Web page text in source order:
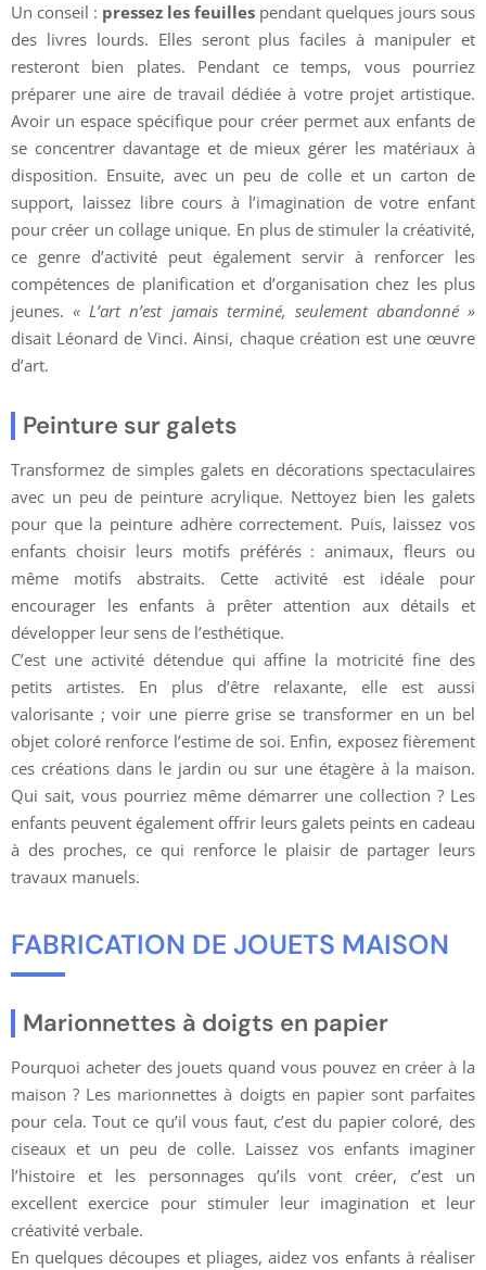
Un conseil : pressez les feuilles pendant quelques jours sous
des livres lourds. Elles seront plus faciles à manipuler et
resteront bien plates. Pendant ce temps, vous pourriez
préparer une aire de travail dédiée à votre projet artistique.
Avoir un espace spécifique pour créer permet aux enfants de
se concentrer davantage et de mieux gérer les matériaux à
disposition. Ensuite, avec un peu de colle et un carton de
support, laissez libre cours à l’imagination de votre enfant
pour créer un collage unique. En plus de stimuler la créativité,
ce genre d’activité peut également servir à renforcer les
compétences de planification et d’organisation chez les plus
jeunes.« L’art n’est jamais terminé, seulement abandonné »
disait Léonard de Vinci. Ainsi, chaque création est une œuvre
d’art.
Peinture sur galets
Transformez de simples galets en décorations spectaculaires
avec un peu de peinture acrylique. Nettoyez bien les galets
pour que la peinture adhère correctement. Puis, laissez vos
enfants choisir leurs motifs préférés : animaux, fleurs ou
même motifs abstraits. Cette activité est idéale pour
encourager les enfants à prêter attention aux détails et
développer leur sens de l’esthétique.
C’est une activité détendue qui affine la motricité fine des
petits artistes. En plus d’être relaxante, elle est aussi
valorisante ; voir une pierre grise se transformer en un bel
objet coloré renforce l’estime de soi. Enfin, exposez fièrement
ces créations dans le jardin ou sur une étagère à la maison.
Qui sait, vous pourriez même démarrer une collection ? Les
enfants peuvent également offrir leurs galets peints en cadeau
à des proches, ce qui renforce le plaisir de partager leurs
travaux manuels.
FABRICATION DE JOUETS MAISON
Marionnettes à doigts en papier
Pourquoi acheter des jouets quand vous pouvez en créer à la
maison ? Les marionnettes à doigts en papier sont parfaites
pour cela. Tout ce qu’il vous faut, c’est du papier coloré, des
ciseaux et un peu de colle. Laissez vos enfants imaginer
l’histoire et les personnages qu’ils vont créer, c’est un
excellent exercice pour stimuler leur imagination et leur
créativité verbale.
En quelques découpes et pliages, aidez vos enfants à réaliser